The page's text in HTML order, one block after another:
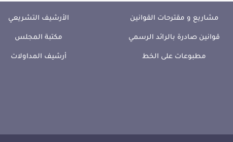
مشاريع و مقترحات القوانين
قوانين صادرة بالرائد الرسمي
مطبوعات على الخط
الأرشيف التشريعي
مكتبة المجلس
أرشيف المداولات